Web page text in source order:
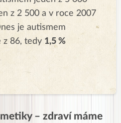
z 2 500 a v roce 2007
je autismem
z 86, tedy 1,5 %
– zdraví máme